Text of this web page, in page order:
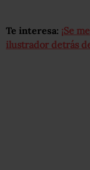
Te interesa: ¡Se
ilustrador detrás